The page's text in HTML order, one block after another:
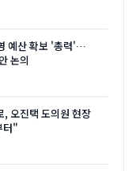
예산 확보 '총력'…
논의
, 오진택 도의원 현장
터"